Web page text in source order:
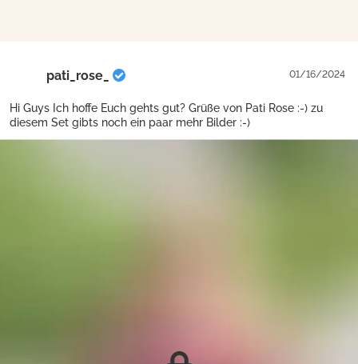
pati_rose_ 01/16/2024
Hi Guys Ich hoffe Euch gehts gut? Grüße von Pati Rose :-) zu
diesem Set gibts noch ein paar mehr Bilder :-)